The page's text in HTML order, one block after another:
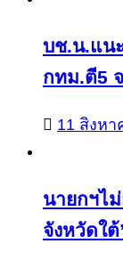
บช.น.แน
กทม.ตี5
11 สิงหา
นายกฯไ
จังหวัดใต้